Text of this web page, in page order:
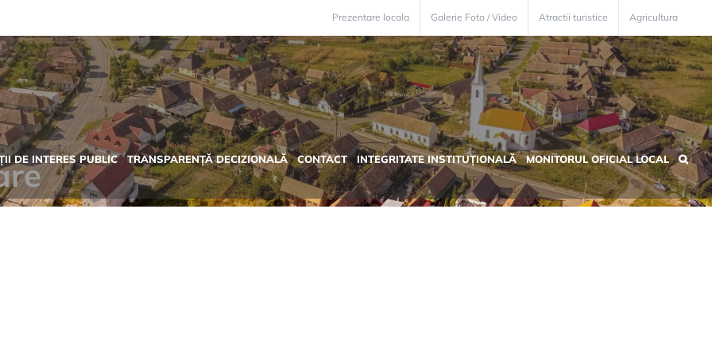
Prezentare locala Galerie Foto / Video Atractii turistice Agricultura
DE INTERES PUBLIC TRANSPARENȚĂ DECIZIONALĂ CONTACT INTEGRITATE INSTITUȚIONALĂ MONITORUL OFICIAL LOCAL